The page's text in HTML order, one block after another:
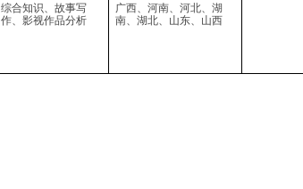
综合知识、故事写
作、影视作品分析
广西、河南、河北、湖
南、湖北、山东、山西